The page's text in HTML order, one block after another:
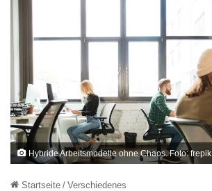
Hybride Arbeitsmodelle ohne Chaos. Foto: frepik.
Startseite / Verschiedenes